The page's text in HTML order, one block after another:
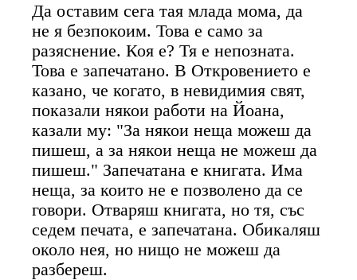
Да оставим сега тая млада мома, да
не я безпокоим. Това е само за
разяснение. Коя е? Тя е непозната.
Това е запечатано. В Откровението е
казано, че когато, в невидимия свят,
показали някои работи на Йоана,
казали му: "За някои неща можеш да
пишеш, а за някои неща не можеш да
пишеш." Запечатана е книгата. Има
неща, за които не е позволено да се
говори. Отваряш книгата, но тя, със
седем печата, е запечатана. Обикаляш
около нея, но нищо не можеш да
разбереш.